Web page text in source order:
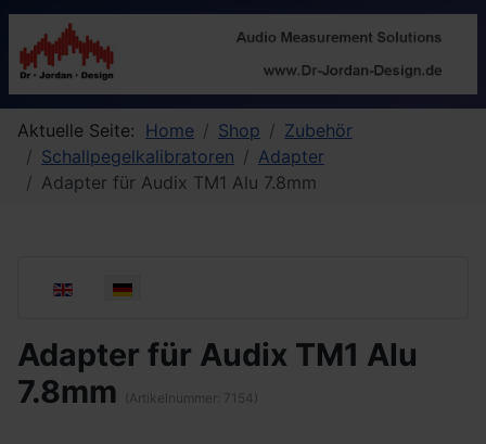
Aktuelle Seite: Home Shop
Zubehör
Schallpegelkalibratoren
Adapter
Adapter für Audix TM1 Alu 7.8mm
Sprache auswählen
Adapter für Audix TM1 Alu
7.8mm
(Artikelnummer: 7154 )